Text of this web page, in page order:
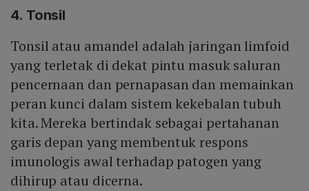
4. Tonsil
Tonsil atau amandel adalah jaringan limfoid
yang terletak di dekat pintu masuk saluran
pencernaan dan pernapasan dan memainkan
peran kunci dalam sistem kekebalan tubuh
kita. Mereka bertindak sebagai pertahanan
garis depan yang membentuk respons
imunologis awal terhadap patogen yang
dihirup atau dicerna.